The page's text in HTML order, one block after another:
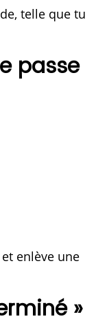
telle que tu
passe
enlève une
»